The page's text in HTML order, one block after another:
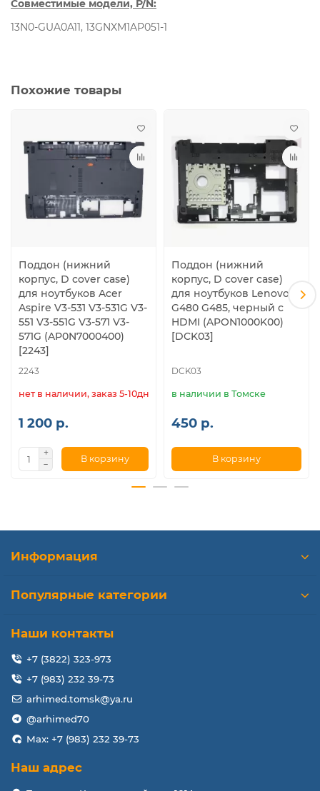
Совместимые модели, P/N:
13N0-GUA0A11, 13GNXM1AP051-1
Похожие товары
Поддон (нижний
корпус, D cover case)
для ноутбуков Acer
Aspire V3-531 V3-531G V3-
551 V3-551G V3-571 V3-
571G (AP0N7000400)
[2243]
2243
нет в наличии, заказ 5-10дн.
1 200 р.
В корзину
Поддон (нижний
корпус, D cover case)
для ноутбуков Lenovo
G480 G485, черный с
HDMI (APON1000K00)
[DCK03]
DCK03
в наличии в Томске
450 р.
В корзину
Информация
Популярные категории
Наши контакты
+7 (3822) 323-973
+7 (983) 232 39-73
arhimed.tomsk@ya.ru
@arhimed70
Max: +7 (983) 232 39-73
Наш адрес